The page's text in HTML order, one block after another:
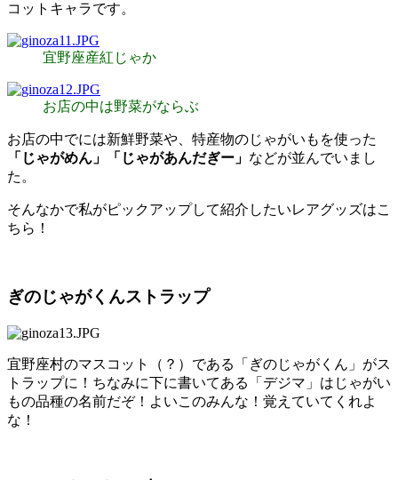
コットキャラです。
宜野座産紅じゃか
お店の中は野菜がならぶ
お店の中でには新鮮野菜や、特産物のじゃがいもを使った
「じゃがめん」「じゃがあんだぎー」 などが並んでいまし
た。
そんなかで私がピックアップして紹介したいレアグッズはこ
ちら！
ぎのじゃがくんストラップ
宜野座村のマスコット（？）である「ぎのじゃがくん」がス
トラップに！ちなみに下に書いてある「デジマ」はじゃがい
もの品種の名前だぞ！よいこのみんな！覚えていてくれよ
な！